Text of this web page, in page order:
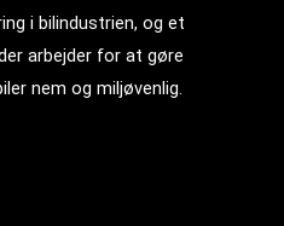
i bilindustrien, og et
arbejder for at gøre
nem og miljøvenlig.